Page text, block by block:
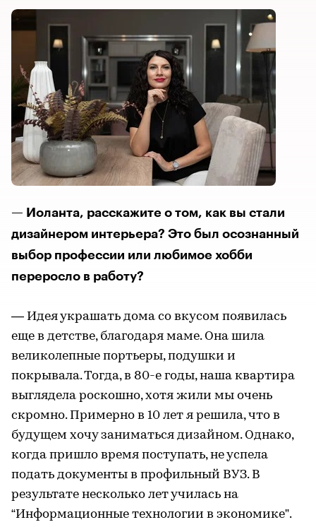
— Иоланта, расскажите о том, как вы стали
дизайнером интерьера? Это был осознанный
выбор профессии или любимое хобби
переросло в работу?
— Идея украшать дома со вкусом появилась
еще в детстве, благодаря маме. Она шила
великолепные портьеры, подушки и
покрывала. Тогда, в 80-е годы, наша квартира
выглядела роскошно, хотя жили мы очень
скромно. Примерно в 10 лет я решила, что в
будущем хочу заниматься дизайном. Однако,
когда пришло время поступать, не успела
подать документы в профильный ВУЗ. В
результате несколько лет училась на
“Информационные технологии в экономике”.